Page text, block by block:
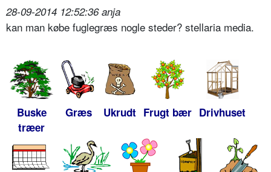
28-09-2014 12:52:36 anja
kan man købe fuglegræs nogle steder? stellaria media.
Buske
træer
Græs Ukrudt Frugt bær Drivhuset